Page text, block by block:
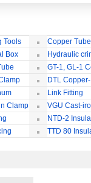
Tools
Copper
Tool
Box Hydraulic
GT-1, GL-1
(Passing Through)
DTL Copper-
aluminiumLink Fitting
Clamp
VGU Cast-
NTD-2
Connector
TTD 80